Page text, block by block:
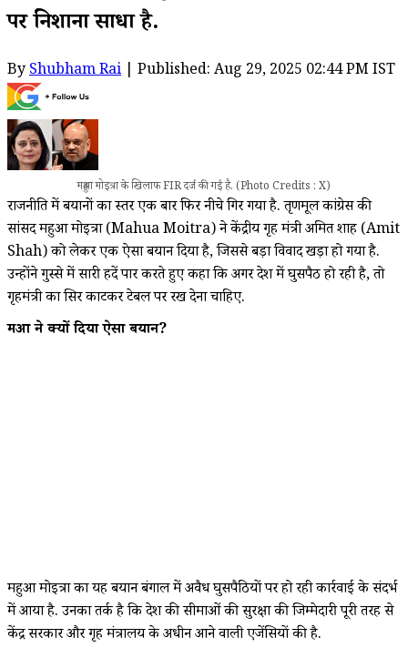
पर निशाना साधा है.
ByShubham Rai | Published: Aug 29, 2025 02:44 PM IST
महुआ मोइत्रा के खिलाफ FIR दर्ज की गई है. (Photo Credits : X)
राजनीति में बयानों का स्तर एक बार फिर नीचे गिर गया है. तृणमूल कांग्रेस की
सांसद महुआ मोइत्रा (Mahua Moitra) ने केंद्रीय गृह मंत्री अमित शाह (Amit
Shah) को लेकर एक ऐसा बयान दिया है, जिससे बड़ा विवाद खड़ा हो गया है.
उन्होंने गुस्से में सारी हदें पार करते हुए कहा कि अगर देश में घुसपैठ हो रही है, तो
गृहमंत्री का सिर काटकर टेबल पर रख देना चाहिए.
महुआ ने क्यों दिया ऐसा बयान?
महुआ मोइत्रा का यह बयान बंगाल में अवैध घुसपैठियों पर हो रही कार्रवाई के संदर्भ
में आया है. उनका तर्क है कि देश की सीमाओं की सुरक्षा की जिम्मेदारी पूरी तरह से
केंद्र सरकार और गृह मंत्रालय के अधीन आने वाली एजेंसियों की है.